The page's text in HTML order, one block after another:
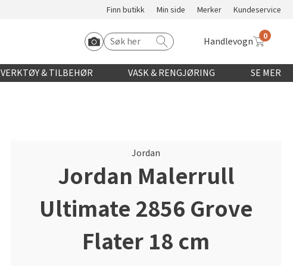
Finn butikk Min side Merker Kundeservice
Start Roomvo
Søk etter: Handlevogn 0
VERKTØY & TILBEHØR VASK & RENGJØRING SE MER
Jordan
Jordan Malerrull
Ultimate 2856 Grove
Flater 18 cm